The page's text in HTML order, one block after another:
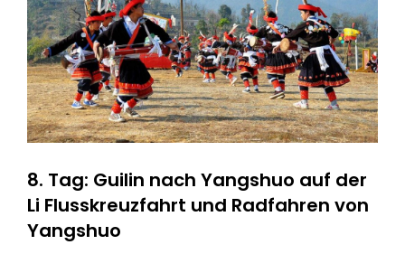
8. Tag: Guilin nach Yangshuo auf der
Li Flusskreuzfahrt und Radfahren von
Yangshuo